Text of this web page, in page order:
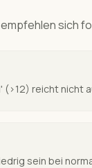
sich
(>12) reicht nicht
sein bei